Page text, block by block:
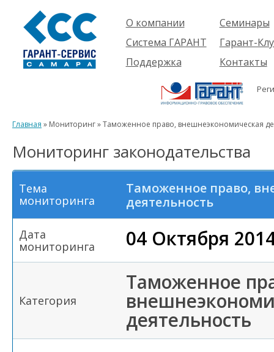
О компании
Компания
Проекты
Партнеры
Вакансии
Реквизиты
Информация
Система ГАРАНТ
О системе
решения
Комплекты
Новинки
Поддержка
Пользователям
Будущим
пользователям
Семинары
Об услуге
семинары
Гарант-
Контакты
Главная » Мониторинг » Таможенное право, внешнеэкономическая
Мониторинг законодательства
Тема
мониторинга
Таможенное право,
деятельность
Дата
мониторинга
04 Октября
Категория
Таможенное
деятельность